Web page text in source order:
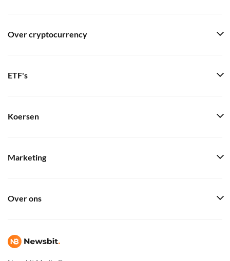
Over cryptocurrency
ETF's
Koersen
Marketing
Over ons